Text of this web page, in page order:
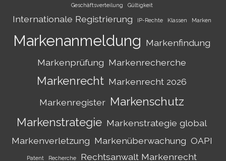
Geschäftsverteilung Gültigkeit
Internationale Registrierung IP-Rechte Klassen Marken
Markenanmeldung Markenfindung
Markenprüfung Markenrecherche
Markenrecht Markenrecht 2026
Markenregister Markenschutz
Markenstrategie Markenstrategie global
Markenverletzung Markenüberwachung OAPI
Patent Recherche Rechtsanwalt Markenrecht